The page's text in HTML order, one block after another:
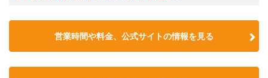
営業時間や料金、公式サイトの情報を見る